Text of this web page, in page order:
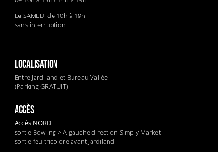
Le SAMEDI de 10h à 19h
sans interruption
LOCALISATION
Entre Jardiland et Bureau Vallée
(Parking GRATUIT)
ACCÈS
Accès NORD :
sortie Bowling > A gauche direction Simply Market
sortie feu tricolore avant Jardiland